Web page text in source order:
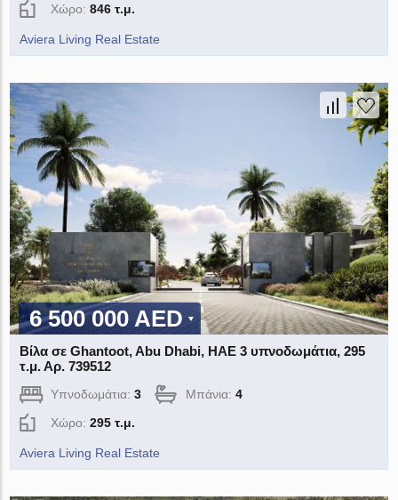
Χώρο:846 τ.μ.
Aviera Living Real Estate
6 500 000 AED
Βίλα σε Ghantoot, Abu Dhabi, ΗΑΕ 3 υπνοδωμάτια, 295
τ.μ. Αρ. 739512
Υπνοδωμάτια:3 Μπάνια:4
Χώρο:295 τ.μ.
Aviera Living Real Estate